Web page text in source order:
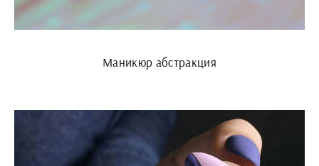
Маникюр абстракция